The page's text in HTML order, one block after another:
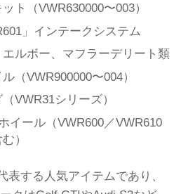
ト（VWR630000〜003）
」インテークシステム
ルボー、マフラーデリート類
（VWR900000〜004）
VWR31シリーズ）
イール（VWR600／VWR610
）
表する人気アイテムであり、